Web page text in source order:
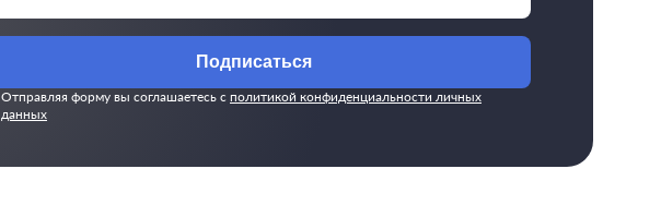
Подписаться
Отправляя форму вы соглашаетесь с политикой конфиденциальности личных
данных